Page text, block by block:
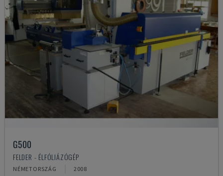
G500
FELDER - ÉLFÓLIÁZÓGÉP
NÉMETORSZÁG 2008